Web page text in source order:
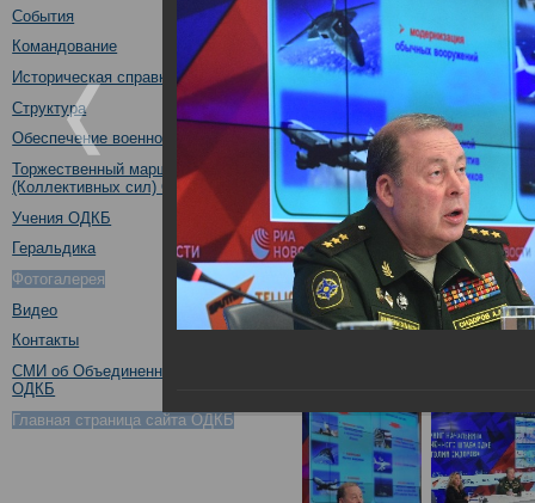
События
Командование
Историческая справка
Структура
Обеспечение военной безопасности
Торжественный марш Войск
(Коллективных сил) ОДКБ
Учения ОДКБ
Геральдика
Фотогалерея
Видео
Контакты
СМИ об Объединенном штабе
ОДКБ
Главная страница сайта ОДКБ
готовности органов
средств системы
проведению
учения "Боевое